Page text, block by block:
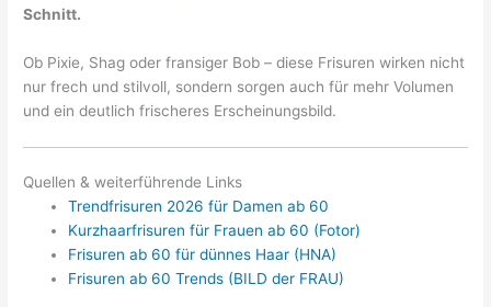
Schnitt.
Ob Pixie, Shag oder fransiger Bob – diese Frisuren wirken nicht
nur frech und stilvoll, sondern sorgen auch für mehr Volumen
und ein deutlich frischeres Erscheinungsbild.
Quellen & weiterführende Links
Trendfrisuren 2026 für Damen ab 60
Kurzhaarfrisuren für Frauen ab 60 (Fotor)
Frisuren ab 60 für dünnes Haar (HNA)
Frisuren ab 60 Trends (BILD der FRAU)